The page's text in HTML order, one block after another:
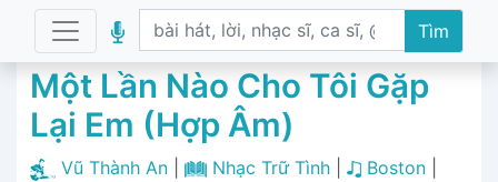
Tìm
Một Lần Nào Cho Tôi Gặp
Lại Em (Hợp Âm)
Vũ Thành An Nhạc Trữ Tình| Boston